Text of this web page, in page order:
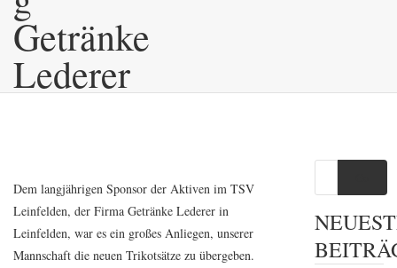
Getränke
Lederer
Dem langjährigen Sponsor der Aktiven im TSV
Leinfelden, der Firma Getränke Lederer in
Leinfelden, war es ein großes Anliegen, unserer
Mannschaft die neuen Trikotsätze zu übergeben.